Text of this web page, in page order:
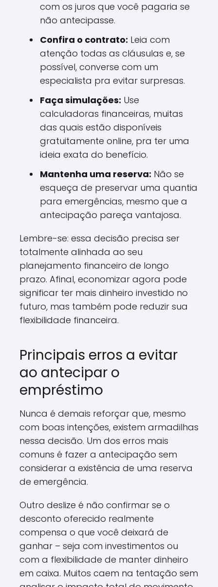
com os juros que você pagaria se
não antecipasse.
Confira o contrato: Leia com
atenção todas as cláusulas e, se
possível, converse com um
especialista pra evitar surpresas.
Faça simulações: Use
calculadoras financeiras, muitas
das quais estão disponíveis
gratuitamente online, pra ter uma
ideia exata do benefício.
Mantenha uma reserva: Não se
esqueça de preservar uma quantia
para emergências, mesmo que a
antecipação pareça vantajosa.
Lembre-se: essa decisão precisa ser
totalmente alinhada ao seu
planejamento financeiro de longo
prazo. Afinal, economizar agora pode
significar ter mais dinheiro investido no
futuro, mas também pode reduzir sua
flexibilidade financeira.
Principais erros a evitar
ao antecipar o
empréstimo
Nunca é demais reforçar que, mesmo
com boas intenções, existem armadilhas
nessa decisão. Um dos erros mais
comuns é fazer a antecipação sem
considerar a existência de uma reserva
de emergência.
Outro deslize é não confirmar se o
desconto oferecido realmente
compensa o que você deixará de
ganhar – seja com investimentos ou
com a flexibilidade de manter dinheiro
em caixa. Muitos caem na tentação sem